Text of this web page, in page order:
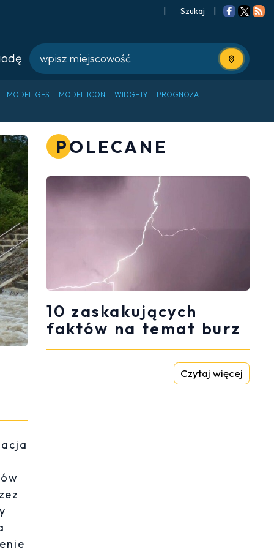
| |
Użyj
MODEL GFS MODEL ICON WIDGETY PROGNOZA
POLECANE
10 zaskakujących
faktów na temat burz
Czytaj więcej